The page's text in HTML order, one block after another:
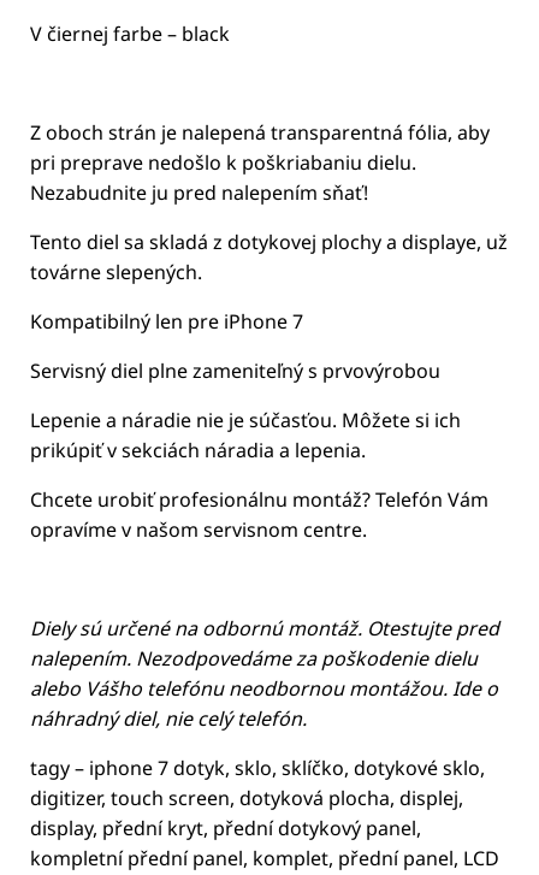
V čiernej farbe – black
Z oboch strán je nalepená transparentná fólia, aby
pri preprave nedošlo k poškriabaniu dielu.
Nezabudnite ju pred nalepením sňať!
Tento diel sa skladá z dotykovej plochy a displaye, už
továrne slepených.
Kompatibilný len pre iPhone 7
Servisný diel plne zameniteľný s prvovýrobou
Lepenie a náradie nie je súčasťou. Môžete si ich
prikúpiť v sekciách náradia a lepenia.
Chcete urobiť profesionálnu montáž? Telefón Vám
opravíme v našom servisnom centre.
Diely sú určené na odbornú montáž. Otestujte pred
nalepením. Nezodpovedáme za poškodenie dielu
alebo Vášho telefónu neodbornou montážou. Ide o
náhradný diel, nie celý telefón.
tagy – iphone 7 dotyk, sklo, sklíčko, dotykové sklo,
digitizer, touch screen, dotyková plocha, displej,
display, přední kryt, přední dotykový panel,
kompletní přední panel, komplet, přední panel, LCD